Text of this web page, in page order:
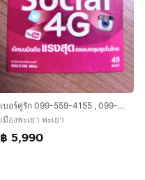
เบอร์คู่รัก 099-559-4155 , 099-559-5145
เมืองพะเยา พะเยา
฿ 5,990